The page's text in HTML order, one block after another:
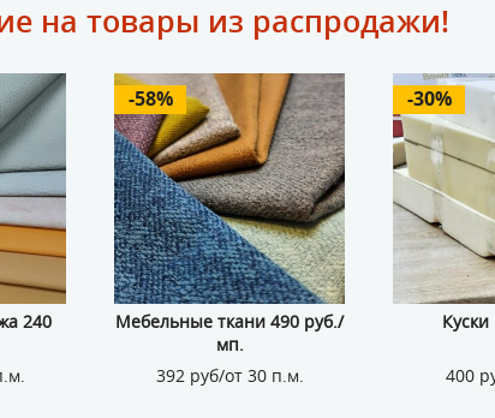
на товары из распродажи!
240
-58%
Мебельные ткани 490 руб./
мп.
392 руб/от 30 п.м.
-30%
400